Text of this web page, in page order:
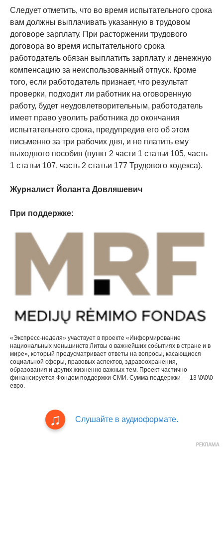
Следует отметить, что во время испытательного срока
вам должны выплачивать указанную в трудовом
договоре зарплату. При расторжении трудового
договора во время испытательного срока
работодатель обязан выплатить зарплату и денежную
компенсацию за неиспользованный отпуск. Кроме
того, если работодатель признает, что результат
проверки, подходит ли работник на оговоренную
работу, будет неудовлетворительным, работодатель
имеет право уволить работника до окончания
испытательного срока, предупредив его об этом
письменно за три рабочих дня, и не платить ему
выходного пособия (пункт 2 части 1 статьи 105, часть
1 статьи 107, часть 2 статьи 177 Трудового кодекса).
Журналист Йоланта Довляшевич
При поддержке:
«Экспресс-неделя» участвует в проекте «Информирование
национальных меньшинств Литвы о важнейших событиях в стране и в
мире», который предусматривает ответы на вопросы, касающиеся
социальной сферы, правовых аспектов, здравоохранения,
образования и других жизненно важных тем. Проект частично
финансируется Фондом поддержки СМИ. Сумма поддержки — 13 \0\0\0
евро.
Слушайте в аудиоформате.